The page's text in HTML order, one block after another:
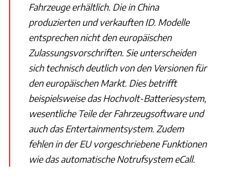
Fahrzeuge erhältlich. Die in China
produzierten und verkauften ID. Modelle
entsprechen nicht den europäischen
Zulassungsvorschriften. Sie unterscheiden
sich technisch deutlich von den Versionen für
den europäischen Markt. Dies betrifft
beispielsweise das Hochvolt-Batteriesystem,
wesentliche Teile der Fahrzeugsoftware und
auch das Entertainmentsystem. Zudem
fehlen in der EU vorgeschriebene Funktionen
wie das automatische Notrufsystem eCall.